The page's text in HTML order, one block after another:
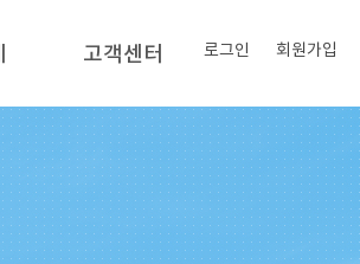
고객센터 로그인 회원가입